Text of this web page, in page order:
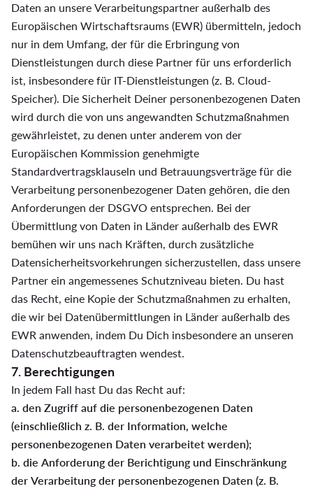
Daten an unsere Verarbeitungspartner außerhalb des
Europäischen Wirtschaftsraums (EWR) übermitteln, jedoch
nur in dem Umfang, der für die Erbringung von
Dienstleistungen durch diese Partner für uns erforderlich
ist, insbesondere für IT-Dienstleistungen (z. B. Cloud-
Speicher). Die Sicherheit Deiner personenbezogenen Daten
wird durch die von uns angewandten Schutzmaßnahmen
gewährleistet, zu denen unter anderem von der
Europäischen Kommission genehmigte
Standardvertragsklauseln und Betrauungsverträge für die
Verarbeitung personenbezogener Daten gehören, die den
Anforderungen der DSGVO entsprechen. Bei der
Übermittlung von Daten in Länder außerhalb des EWR
bemühen wir uns nach Kräften, durch zusätzliche
Datensicherheitsvorkehrungen sicherzustellen, dass unsere
Partner ein angemessenes Schutzniveau bieten. Du hast
das Recht, eine Kopie der Schutzmaßnahmen zu erhalten,
die wir bei Datenübermittlungen in Länder außerhalb des
EWR anwenden, indem Du Dich insbesondere an unseren
Datenschutzbeauftragten wendest.
7. Berechtigungen
In jedem Fall hast Du das Recht auf:
a. den Zugriff auf die personenbezogenen Daten
(einschließlich z. B. der Information, welche
personenbezogenen Daten verarbeitet werden);
b. die Anforderung der Berichtigung und Einschränkung
der Verarbeitung der personenbezogenen Daten (z. B.